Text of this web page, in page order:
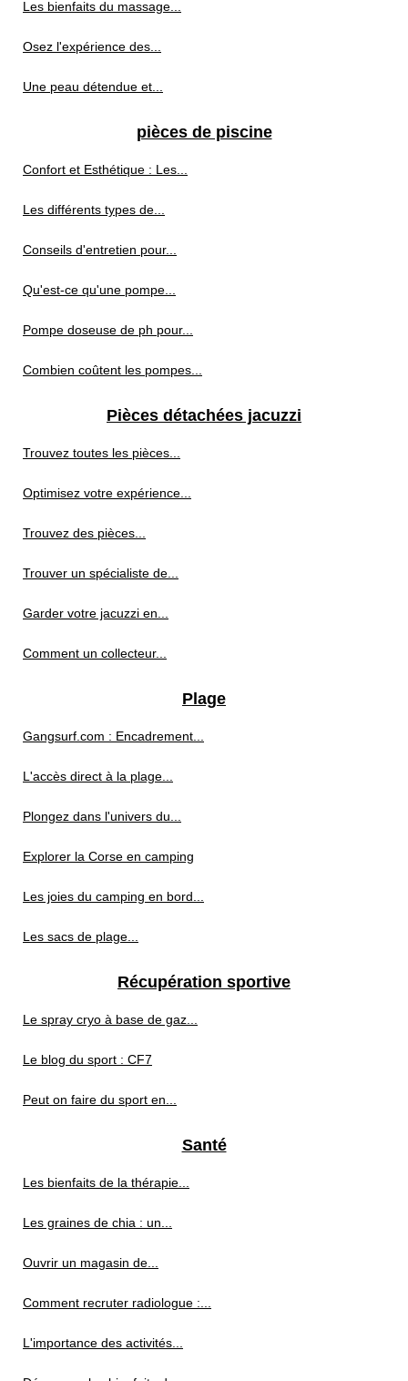
Les bienfaits du massage...
Osez l'expérience des...
Une peau détendue et...
pièces de piscine
Confort et Esthétique : Les...
Les différents types de...
Conseils d'entretien pour...
Qu'est-ce qu'une pompe...
Pompe doseuse de ph pour...
Combien coûtent les pompes...
Pièces détachées jacuzzi
Trouvez toutes les pièces...
Optimisez votre expérience...
Trouvez des pièces...
Trouver un spécialiste de...
Garder votre jacuzzi en...
Comment un collecteur...
Plage
Gangsurf.com : Encadrement...
L'accès direct à la plage...
Plongez dans l'univers du...
Explorer la Corse en camping
Les joies du camping en bord...
Les sacs de plage...
Récupération sportive
Le spray cryo à base de gaz...
Le blog du sport : CF7
Peut on faire du sport en...
Santé
Les bienfaits de la thérapie...
Les graines de chia : un...
Ouvrir un magasin de...
Comment recruter radiologue :...
L'importance des activités...